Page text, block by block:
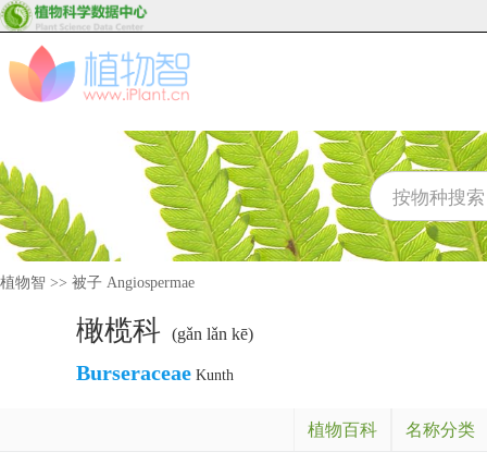
植物智 >> 被子 Angiospermae
橄榄科 (gǎn lǎn kē)
Burseraceae Kunth
植物百科 名称分类